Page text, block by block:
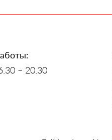
– 20.30